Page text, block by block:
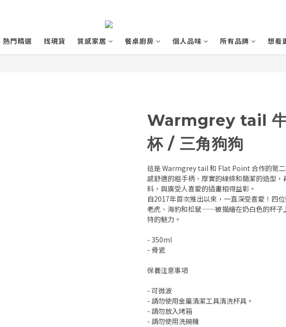
熱門精選 找現貨 質感家居 餐桌廚房 個人品味 所有品牌 想看
Warmgrey tail
杯 / 三角狗狗
這是 Warmgrey tail 和 Flat Point 合作的第
感舒適的粗手柄、厚實的線條和簡潔的造型，
料，與廣受人喜愛的插畫相得益彰。
自2017年首次推出以來，一直深受喜愛！四
老虎、海豹和松鼠——被描繪在奶白色的杯子
特的魅力。
- 350ml
- 骨瓷
保養注意事項
- 可微波
- 請勿使用金屬清潔工具清洗杯具。
- 請勿放入烤箱
- 請勿使用洗碗機